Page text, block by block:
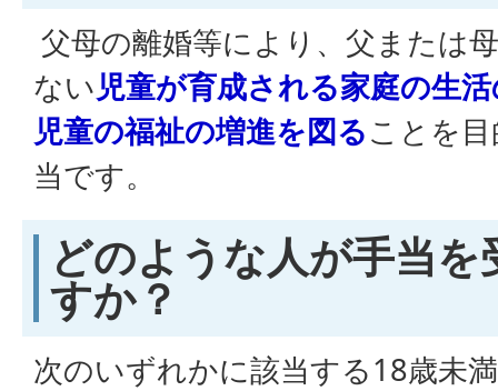
父母の離婚等により、父または
ない児童が育成される家庭の生
児童の福祉の増進を図ることを
当です。
どのような人が手当
すか？
次のいずれかに該当する18歳未